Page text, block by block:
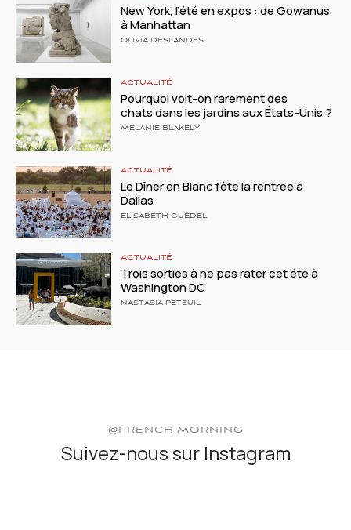
New York, l’été en expos : de Gowanus
à Manhattan
OLIVIA DESLANDES
ACTUALITÉ
Pourquoi voit-on rarement des
chats dans les jardins aux États-Unis ?
MELANIE BLAKELY
ACTUALITÉ
Le Dîner en Blanc fête la rentrée à
Dallas
ELISABETH GUÉDEL
ACTUALITÉ
Trois sorties à ne pas rater cet été à
Washington DC
NASTASIA PETEUIL
@FRENCH.MORNING
Suivez-nous sur Instagram